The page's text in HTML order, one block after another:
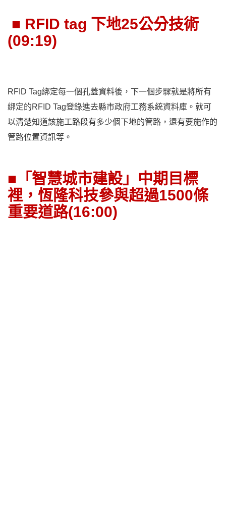
■ RFID tag 下地25公分技術
(09:19)
RFID Tag綁定每一個孔蓋資料後，下一個步驟就是將所有
綁定的RFID Tag登錄進去縣市政府工務系統資料庫。就可
以清楚知道該施工路段有多少個下地的管路，還有要施作的
管路位置資訊等。
■「智慧城市建設」中期目標
裡，恆隆科技參與超過1500條
重要道路(16:00)